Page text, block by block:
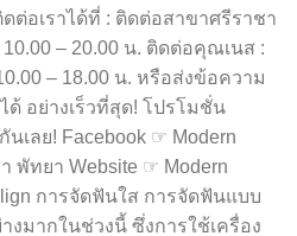
ต่อเราได้ที่ : ติดต่อสาขาศรีราชา
– 20.00 น. ติดต่อคุณเนส :
– 18.00 น. หรือส่งข้อความ
ด้ อย่างเร็วที่สุด! โปรโมชั่น
เลย! Facebook ☞ Modern
พัทยา Website ☞ Modern
การจัดฟันใส การจัดฟันแบบ
งมากในช่วงนี้ ซึ่งการใช้เครื่อง